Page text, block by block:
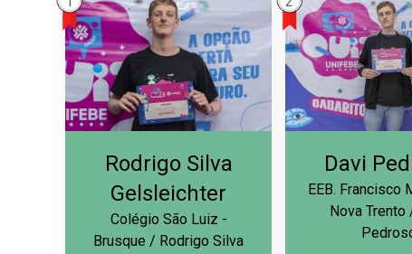
Rodrigo Silva
Gelsleichter
Colégio São Luiz -
Brusque / Rodrigo Silva
Davi
EEB. Francisco
Nova Trento